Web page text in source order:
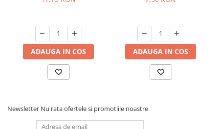
ADAUGA IN COS ADAUGA IN COS
Newsletter Nu rata ofertele si promotiile noastre